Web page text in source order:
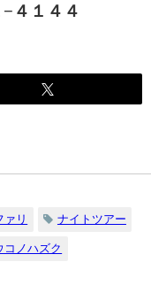
４１４４
ァリ ナイトツアー
コノハズク